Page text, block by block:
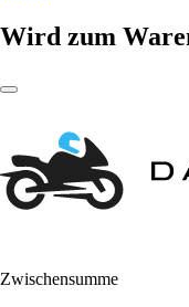
Wird zum
Zwischensumme